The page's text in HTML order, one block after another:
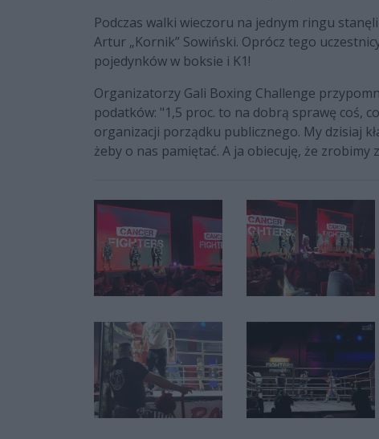
Podczas walki wieczoru na jednym ringu
Artur „Kornik” Sowiński. Oprócz tego
pojedynków w boksie i K1!
Organizatorzy Gali Boxing Challenge
podatków: "1,5 proc. to na dobrą sprawę coś,
organizacji porządku publicznego. My dzisiaj
żeby o nas pamiętać. A ja obiecuję, że